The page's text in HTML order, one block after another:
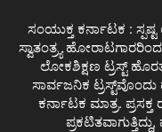
ಸಂಯುಕ್ತ ಕರ್ನಾಟಕ :
ಸ್ವಾತಂತ್ರ್ಯ
ಲೋಕಶಿಕ್ಷಣ ಟ್ರಸ್ಟ್
ಸಾರ್ವಜನಿಕ ಟ್ರಸ್ಟ್‌ವೊಂದು
ಕರ್ನಾಟಕ ಮಾತ್ರ.